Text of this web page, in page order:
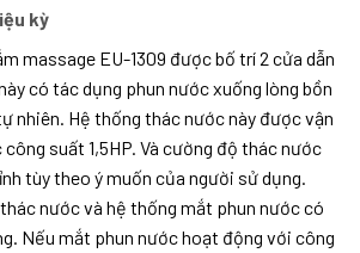
kỳ
massage EU-1309 được bố trí 2 cửa dẫn
có tác dụng phun nước xuống lòng bồn
nhiên. Hệ thống thác nước này được vận
công suất 1,5HP. Và cường độ thác nước
tùy theo ý muốn của người sử dụng.
nước và hệ thống mắt phun nước có
Nếu mắt phun nước hoạt động với công